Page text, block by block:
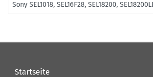
Sony SEL1018, SEL16F28, SEL18200,
Startseite